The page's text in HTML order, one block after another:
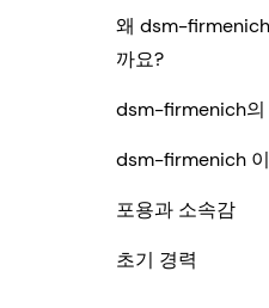
왜 dsm-
까요?
dsm-firmenich의
dsm-firmenich
포용과 소속감
초기 경력